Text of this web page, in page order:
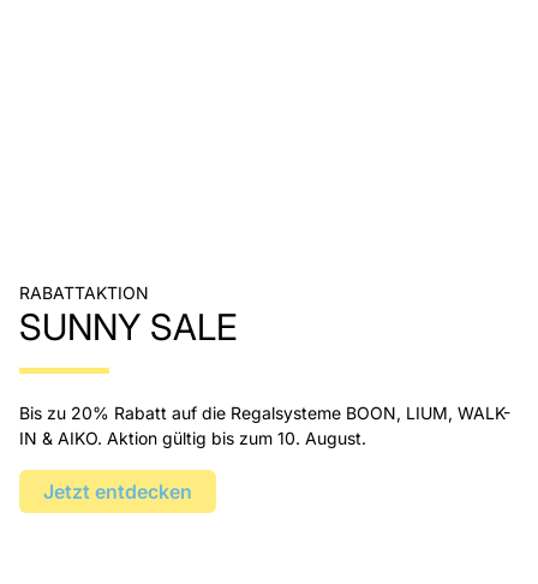
RABATTAKTION
SUNNY SALE
Bis zu 20% Rabatt auf die Regalsysteme BOON, LIUM, WALK-
IN & AIKO. Aktion gültig bis zum 10. August.
Jetzt entdecken